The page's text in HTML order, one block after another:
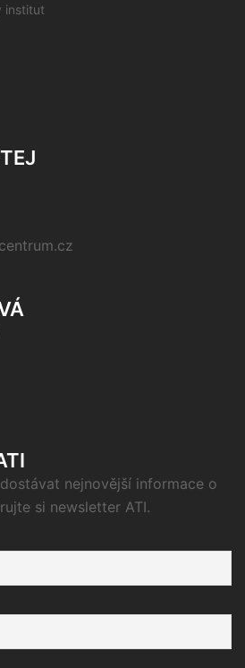
institut
nejnovější informace o
si newsletter ATI.